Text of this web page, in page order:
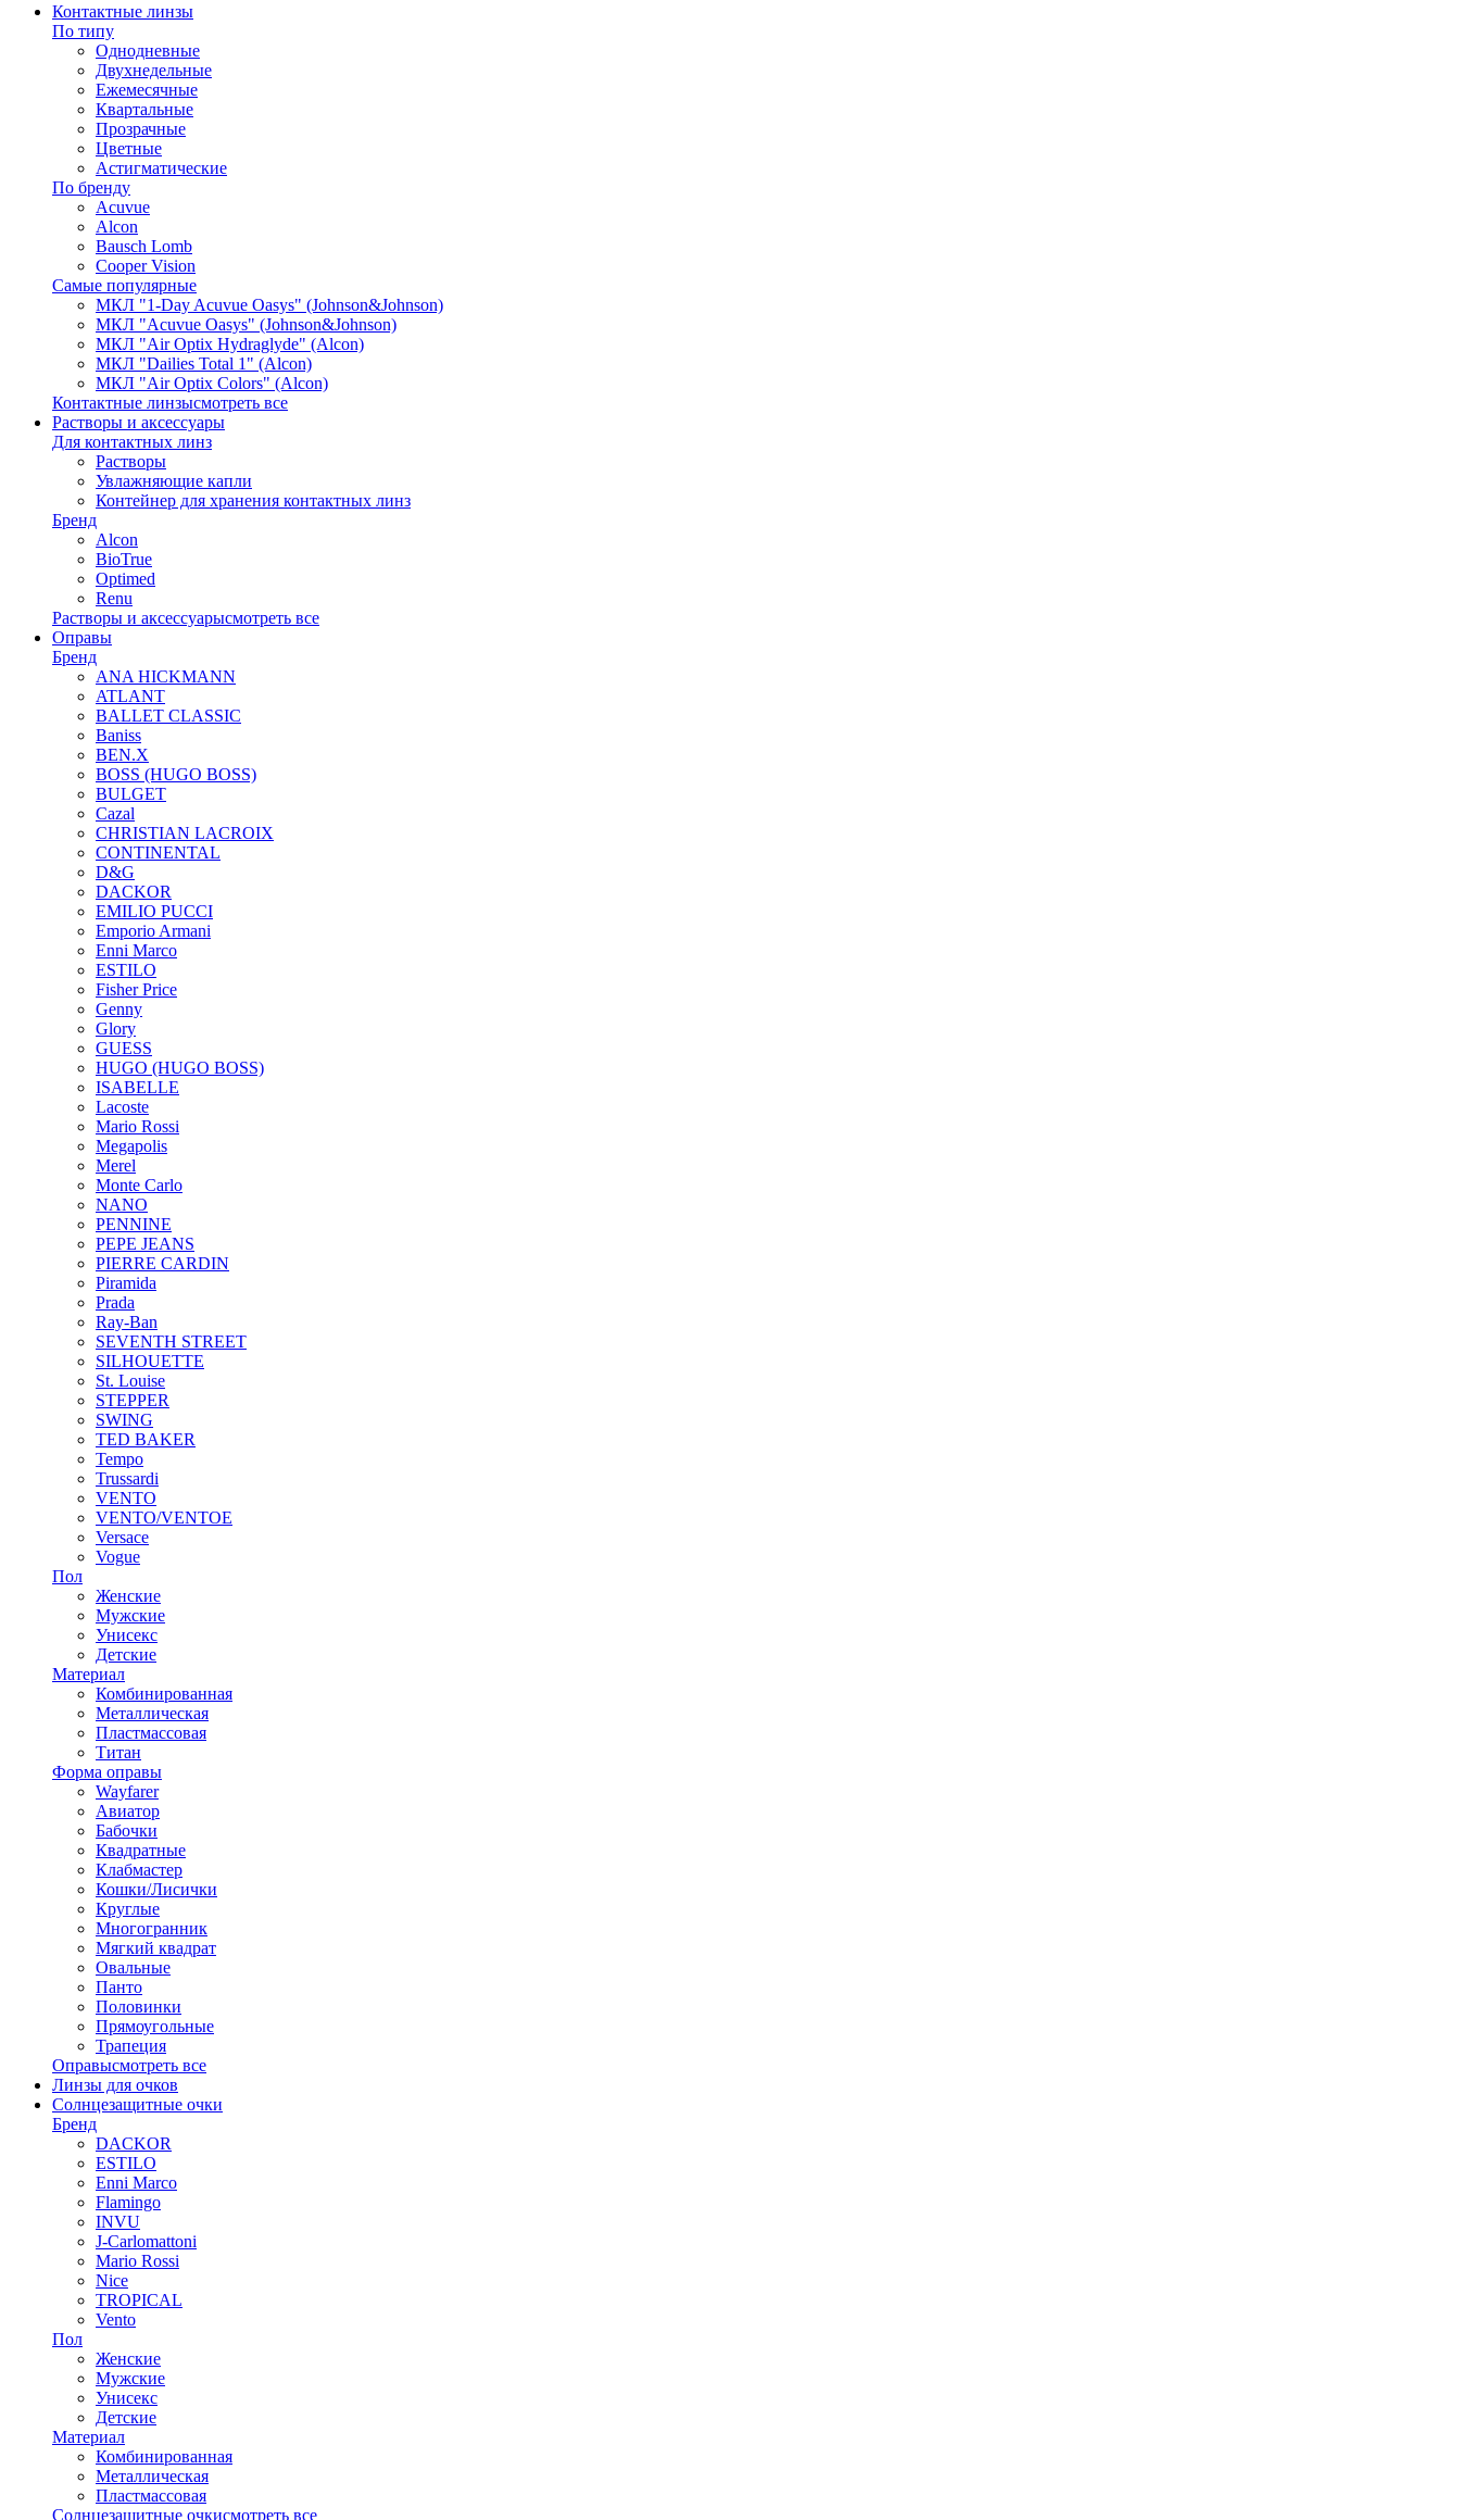
Контактные линзы
По типу
Однодневные
Двухнедельные
Ежемесячные
Квартальные
Прозрачные
Цветные
Астигматические
По бренду
Acuvue
Alcon
Bausch Lomb
Cooper Vision
Самые популярные
МКЛ "1-Day Acuvue Oasys" (Johnson&Johnson)
МКЛ "Acuvue Oasys" (Johnson&Johnson)
МКЛ "Air Optix Hydraglyde" (Alcon)
МКЛ "Dailies Total 1" (Alcon)
МКЛ "Air Optix Colors" (Alcon)
Контактные линзысмотреть все
Растворы и аксессуары
Для контактных линз
Растворы
Увлажняющие капли
Контейнер для хранения контактных линз
Бренд
Alcon
BioTrue
Optimed
Renu
Растворы и аксессуарысмотреть все
Оправы
Бренд
ANA HICKMANN
ATLANT
BALLET CLASSIC
Baniss
BEN.X
BOSS (HUGO BOSS)
BULGET
Cazal
CHRISTIAN LACROIX
CONTINENTAL
D&G
DACKOR
EMILIO PUCCI
Emporio Armani
Enni Marco
ESTILO
Fisher Price
Genny
Glory
GUESS
HUGO (HUGO BOSS)
ISABELLE
Lacoste
Mario Rossi
Megapolis
Merel
Monte Carlo
NANO
PENNINE
PEPE JEANS
PIERRE CARDIN
Piramida
Prada
Ray-Ban
SEVENTH STREET
SILHOUETTE
St. Louise
STEPPER
SWING
TED BAKER
Tempo
Trussardi
VENTO
VENTO/VENTOE
Versace
Vogue
Пол
Женские
Мужские
Унисекс
Детские
Материал
Комбинированная
Металлическая
Пластмассовая
Титан
Форма оправы
Wayfarer
Авиатор
Бабочки
Квадратные
Клабмастер
Кошки/Лисички
Круглые
Многогранник
Мягкий квадрат
Овальные
Панто
Половинки
Прямоугольные
Трапеция
Оправысмотреть все
Линзы для очков
Солнцезащитные очки
Бренд
DACKOR
ESTILO
Enni Marco
Flamingo
INVU
J-Carlomattoni
Mario Rossi
Nice
TROPICAL
Vento
Пол
Женские
Мужские
Унисекс
Детские
Материал
Комбинированная
Металлическая
Пластмассовая
Солнцезащитные очкисмотреть все